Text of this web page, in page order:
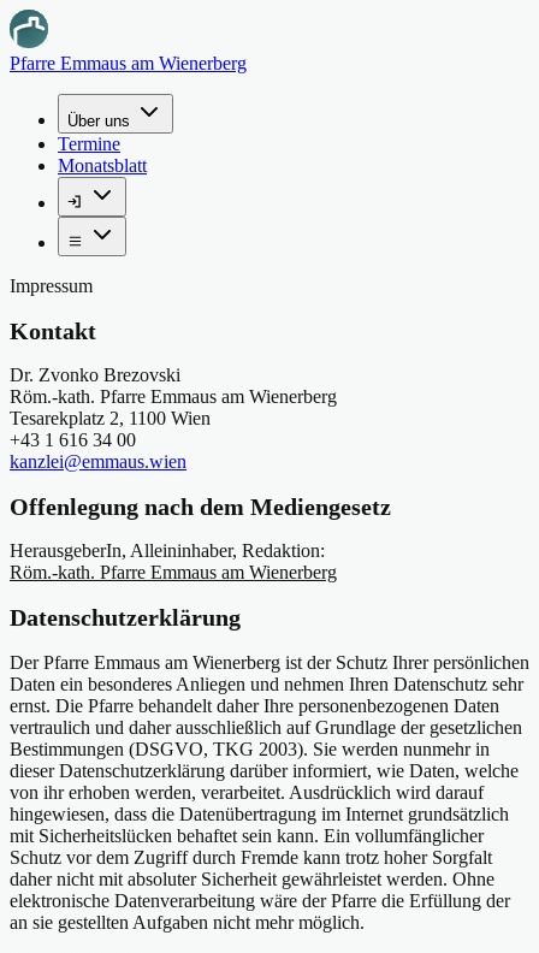
Pfarre Emmaus am Wienerberg
Über uns
Termine
Monatsblatt
Impressum
Kontakt
Dr. Zvonko Brezovski
Röm.-kath. Pfarre Emmaus am Wienerberg
Tesarekplatz 2, 1100 Wien
+43 1 616 34 00
kanzlei@emmaus.wien
Offenlegung nach dem Mediengesetz
HerausgeberIn, Alleininhaber, Redaktion:
Röm.-kath. Pfarre Emmaus am Wienerberg
Datenschutzerklärung
Der Pfarre Emmaus am Wienerberg ist der Schutz Ihrer persönlichen
Daten ein besonderes Anliegen und nehmen Ihren Datenschutz sehr
ernst. Die Pfarre behandelt daher Ihre personenbezogenen Daten
vertraulich und daher ausschließlich auf Grundlage der gesetzlichen
Bestimmungen (DSGVO, TKG 2003). Sie werden nunmehr in
dieser Datenschutzerklärung darüber informiert, wie Daten, welche
von ihr erhoben werden, verarbeitet. Ausdrücklich wird darauf
hingewiesen, dass die Datenübertragung im Internet grundsätzlich
mit Sicherheitslücken behaftet sein kann. Ein vollumfänglicher
Schutz vor dem Zugriff durch Fremde kann trotz hoher Sorgfalt
daher nicht mit absoluter Sicherheit gewährleistet werden. Ohne
elektronische Datenverarbeitung wäre der Pfarre die Erfüllung der
an sie gestellten Aufgaben nicht mehr möglich.